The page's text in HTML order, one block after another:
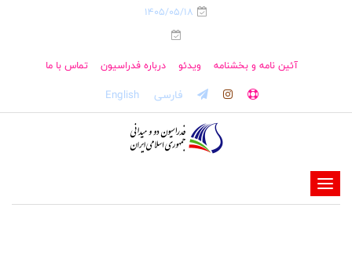
1405/05/18
آئین نامه و بخشنامه ویدئو درباره فدراسیون تماس با ما
فارسی English
-
-